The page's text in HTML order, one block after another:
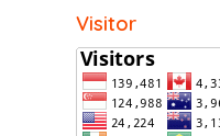
Visitor